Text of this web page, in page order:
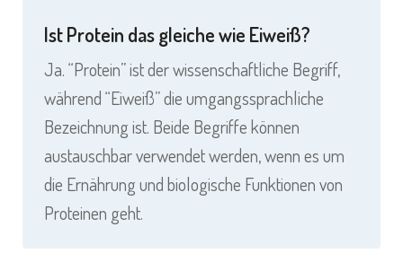
Ist Protein das gleiche wie Eiweiß?
Ja. “Protein” ist der wissenschaftliche Begriff,
während “Eiweiß” die umgangssprachliche
Bezeichnung ist. Beide Begriffe können
austauschbar verwendet werden, wenn es um
die Ernährung und biologische Funktionen von
Proteinen geht.